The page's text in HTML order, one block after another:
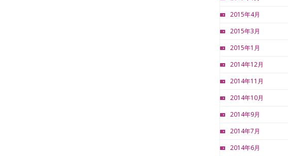
2015年4月
2015年3月
2015年1月
2014年12月
2014年11月
2014年10月
2014年9月
2014年7月
2014年6月